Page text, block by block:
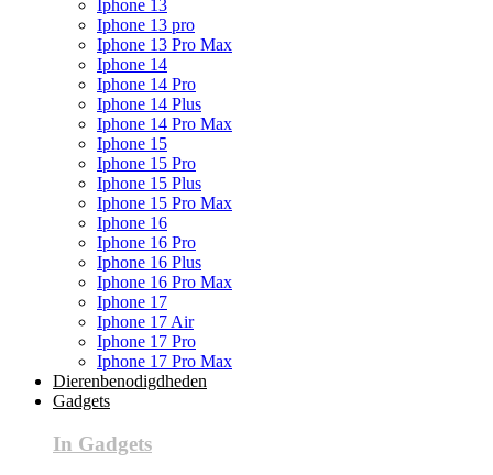
Iphone 13
Iphone 13 pro
Iphone 13 Pro Max
Iphone 14
Iphone 14 Pro
Iphone 14 Plus
Iphone 14 Pro Max
Iphone 15
Iphone 15 Pro
Iphone 15 Plus
Iphone 15 Pro Max
Iphone 16
Iphone 16 Pro
Iphone 16 Plus
Iphone 16 Pro Max
Iphone 17
Iphone 17 Air
Iphone 17 Pro
Iphone 17 Pro Max
Dierenbenodigdheden
Gadgets
In Gadgets